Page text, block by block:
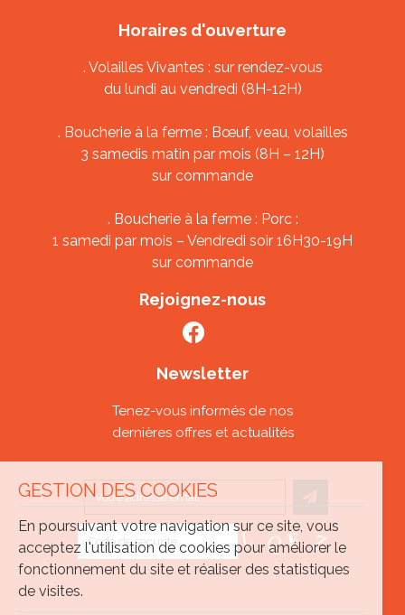
Horaires d'ouverture
. Volailles Vivantes : sur rendez-vous
du lundi au vendredi (8H-12H)
. Boucherie à la ferme : Bœuf, veau, volailles
3 samedis matin par mois (8H – 12H)
sur commande
. Boucherie à la ferme : Porc :
1 samedi par mois – Vendredi soir 16H30-19H
sur commande
Rejoignez-nous
Newsletter
Tenez-vous informés de nos
dernières offres et actualités
GESTION DES COOKIES
En poursuivant votre navigation sur ce site, vous
acceptez l'utilisation de cookies pour améliorer le
fonctionnement du site et réaliser des statistiques
de visites.